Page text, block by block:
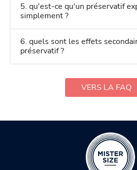
5. qu'est-ce qu'un préservatif
simplement ?
6. quels sont les effets
préservatif ?
VERS LA FAQ